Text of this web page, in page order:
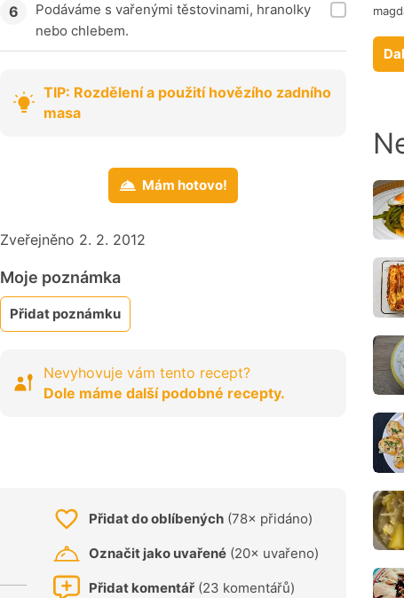
Podáváme s vařenými těstovinami, hranolky
nebo chlebem.
TIP: Rozdělení a použití hovězího zadního
masa
Mám hotovo!
Zveřejněno 2. 2. 2012
Moje poznámka
Přidat poznámku
Nevyhovuje vám tento recept?
Dole máme další podobné recepty.
Přidat do oblíbených (78× přidáno)
Označit jako uvařené (20× uvařeno)
Přidat komentář (23 komentářů)